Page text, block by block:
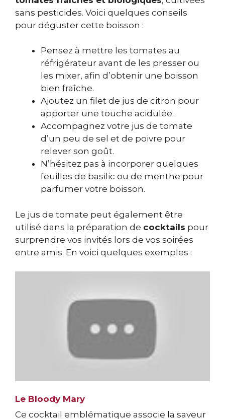
sans pesticides. Voici quelques conseils
pour déguster cette boisson :
Pensez à mettre les tomates au
réfrigérateur avant de les presser ou
les mixer, afin d’obtenir une boisson
bien fraîche.
Ajoutez un filet de jus de citron pour
apporter une touche acidulée.
Accompagnez votre jus de tomate
d’un peu de sel et de poivre pour
relever son goût.
N’hésitez pas à incorporer quelques
feuilles de basilic ou de menthe pour
parfumer votre boisson.
Le jus de tomate peut également être
utilisé dans la préparation de cocktails pour
surprendre vos invités lors de vos soirées
entre amis. En voici quelques exemples :
Le Bloody Mary
Ce cocktail emblématique associe la saveur